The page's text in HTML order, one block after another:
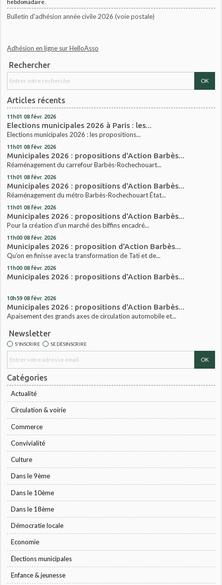
hebdomadaire.
Bulletin d'adhésion année civile 2026 (voie postale)
Adhésion en ligne sur HelloAsso
Rechercher
Articles récents
11h01 08 févr. 2026
Elections municipales 2026 à Paris : les...
Elections municipales 2026 : les propositions...
11h01 08 févr. 2026
Municipales 2026 : propositions d'Action Barbès...
Réaménagement du carrefour Barbès-Rochechouart...
11h01 08 févr. 2026
Municipales 2026 : propositions d'Action Barbès...
Réaménagement du métro Barbès-Rochechouart État...
11h01 08 févr. 2026
Municipales 2026 : propositions d'Action Barbès...
Pour la création d’un marché des biffins encadré...
11h00 08 févr. 2026
Municipales 2026 : proposition d'Action Barbès...
Qu’on en finisse avec la transformation de Tati et de...
11h00 08 févr. 2026
Municipales 2026 : propositions d'Action Barbès...
10h59 08 févr. 2026
Municipales 2026 : propositions d'Action Barbès...
Apaisement des grands axes de circulation automobile et...
Newsletter
S'INSCRIRE SE DÉSINSCRIRE
Catégories
Actualité
Circulation & voirie
Commerce
Convivialité
Culture
Dans le 9ème
Dans le 10ème
Dans le 18ème
Démocratie locale
Economie
Élections municipales
Enfance & jeunesse